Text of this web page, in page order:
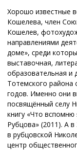
Хорошо известные
Кошелева, член
Кошелев,
направлениями
доме», среди
выставочная,
образовательная и
Тотемского района
годов. Именно они
посвящённый селу
книгу «Что
Рубцова» (2011). А
в рубцовской
центр